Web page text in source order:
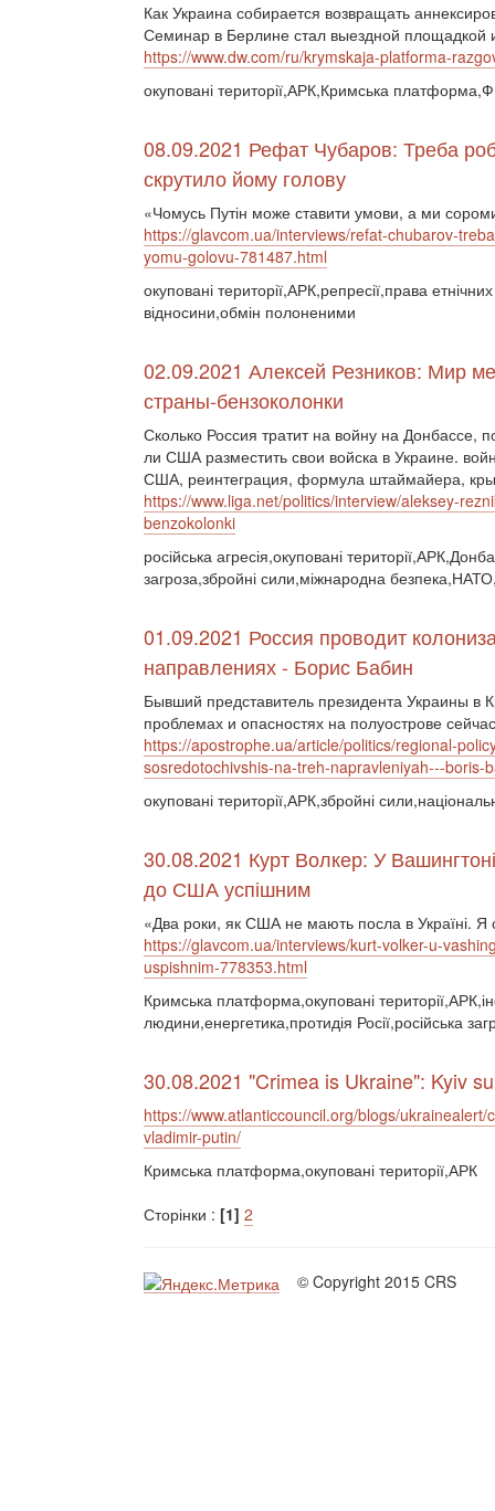
Как Украина собирается возвращать
Семинар в Берлине стал выездной
https://www.dw.com/ru/krymskaja-platforma-
окуповані території,АРК,Кримська
08.09.2021 Рефат Чубаров: Треба
скрутило йому голову
«Чомусь Путін може ставити умови, а ми
https://glavcom.ua/interviews/refat-chubarov-
yomu-golovu-781487.html
окуповані території,АРК,репресії,права
відносини,обмін полоненими
02.09.2021 Алексей Резников: Мир
страны-бензоколонки
Сколько Россия тратит на войну на Донбассе,
ли США разместить свои войска в Украине.
США, реинтеграция, формула штаймайера,
https://www.liga.net/politics/interview/aleksey-
benzokolonki
російська агресія,окуповані
загроза,збройні сили,міжнародна
01.09.2021 Россия проводит
направлениях - Борис Бабин
Бывший представитель президента Украины
проблемах и опасностях на полуострове сейчас
https://apostrophe.ua/article/politics/regional-
sosredotochivshis-na-treh-napravleniyah---boris-
окуповані території,АРК,збройні
30.08.2021 Курт Волкер: У
до США успішним
«Два роки, як США не мають посла в Україні.
https://glavcom.ua/interviews/kurt-volker-u-
uspishnim-778353.html
Кримська платформа,окуповані
людини,енергетика,протидія Росії,російська
30.08.2021 "Crimea is Ukraine": Kyiv
https://www.atlanticcouncil.org/blogs/
vladimir-putin/
Кримська платформа,окуповані території,АРК
Сторінки : [1] 2
© Copyright 2015 CRS